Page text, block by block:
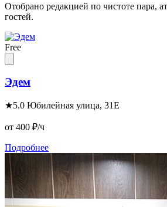
Отобрано редакцией по чистоте пара,
гостей.
Free
Эдем
★5.0 Юбилейная улица, 31Е
от 400 ₽/ч
Подробнее